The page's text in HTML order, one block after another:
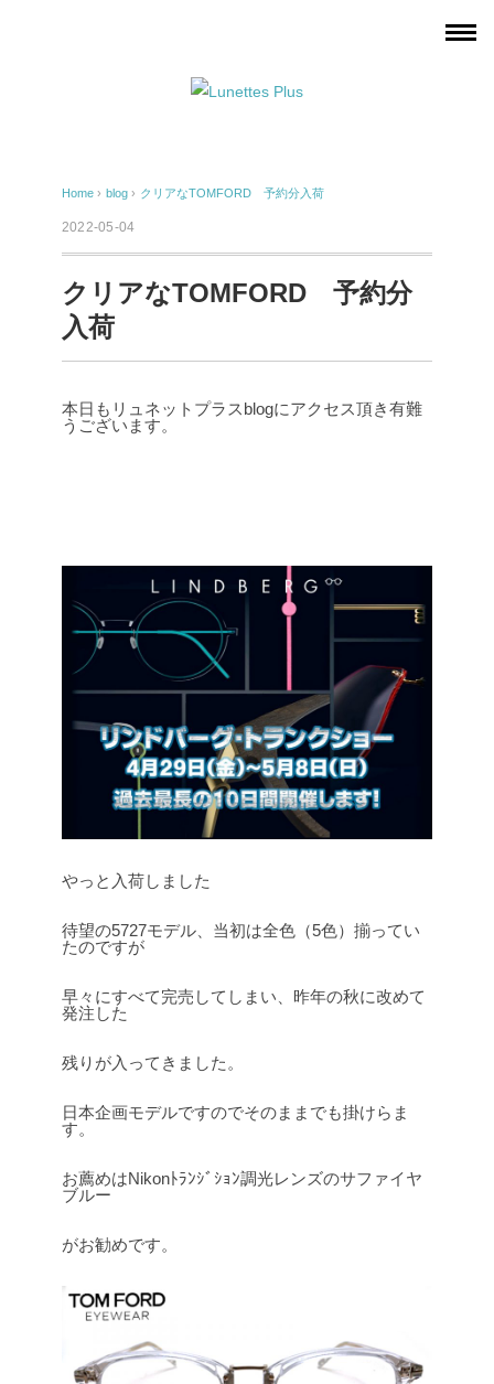
Home › blog › クリアなTOMFORD 予約分入荷
2022-05-04
クリアなTOMFORD 予約分
入荷
本日もリュネットプラスblogにアクセス頂き有難
うございます。
やっと入荷しました
待望の5727モデル、当初は全色（5色）揃ってい
たのですが
早々にすべて完売してしまい、昨年の秋に改めて
発注した
残りが入ってきました。
日本企画モデルですのでそのままでも掛けらま
す。
お薦めはNikonﾄﾗﾝｼﾞｼｮﾝ調光レンズのサファイヤ
ブルー
がお勧めです。